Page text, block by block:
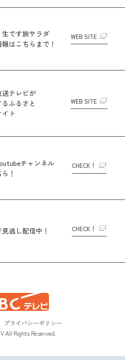
です旅サラダ
はこちらまで！
WEB SITE
テレビが
ふるさと
ト
WEB SITE
チャンネル
！
CHECK！
見逃し配信中！ CHECK！
プライバシーポリシー
All Rights Reserved.